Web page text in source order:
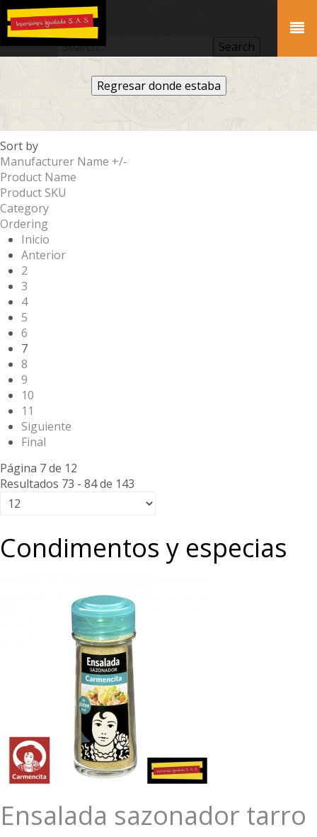
Regresar donde estaba
Sort by
Manufacturer Name +/-
Product Name
Product SKU
Category
Ordering
Inicio
Anterior
2
3
4
5
6
7
8
9
10
11
Siguiente
Final
Página 7 de 12
Resultados 73 - 84 de 143
Condimentos y especias
Ensalada sazonador tarro